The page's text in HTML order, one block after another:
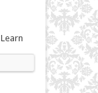
Learn